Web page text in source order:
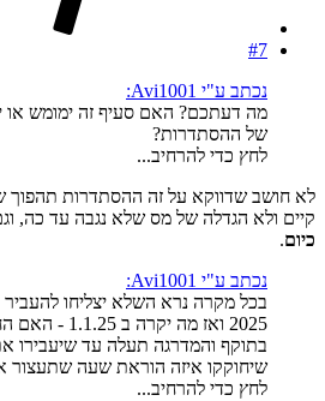
#7
נכתב ע"י Avi1001:
מה דעתכם? האם סעיף זה ימומש או
של ההסתדרות?
לחץ כדי להרחיב...
לא חושב שדווקא על זה ההסתדרות תהפוך
קיים ולא הגדלה של מס שלא נגבה עד כה,
כיום.
נכתב ע"י Avi1001:
בכל מקרה נרא השלא יצליחו
2025 ואז מה
בתוקף והמדרגה תעלה עד שיעבירו
שיחוקקו איזה הוראת שעה שתעצור
לחץ כדי להרחיב...